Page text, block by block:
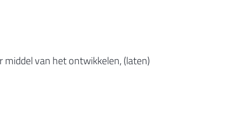
van het ontwikkelen, (laten)